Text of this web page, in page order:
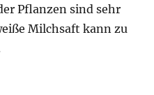
Pflanzen sind sehr
Milchsaft kann zu